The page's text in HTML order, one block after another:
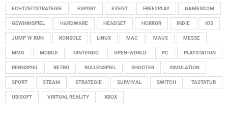
ECHTZEITSTRATEGIE ESPORT EVENT FREE2PLAY GAMESCOM
GEWINNSPIEL HARDWARE HEADSET HORROR INDIE IOS
JUMP 'N' RUN KONSOLE LINUX MAC MAUS MESSE
MMO MOBILE NINTENDO OPEN-WORLD PC PLAYSTATION
RENNSPIEL RETRO ROLLENSPIEL SHOOTER SIMULATION
SPORT STEAM STRATEGIE SURVIVAL SWITCH TASTATUR
UBISOFT VIRTUAL REALITY XBOX